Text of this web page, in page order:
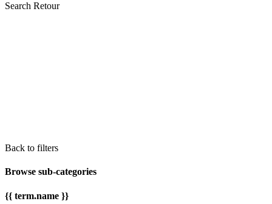
Search Retour
Back to filters
Browse sub-categories
{{ term.name }}